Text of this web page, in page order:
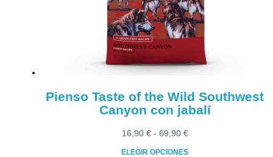
pueden
elegir
en
la
página
Pienso Taste of the Wild Southwest
Canyon con jabalí
16,90 € - 69,90 €Rango
ELEGIR OPCIONES